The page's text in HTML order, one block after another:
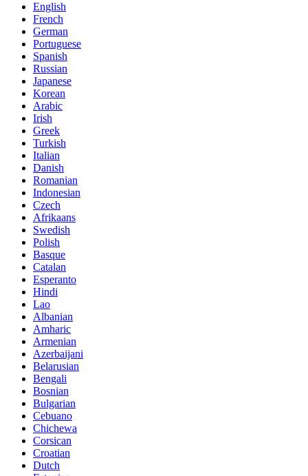
English
French
German
Portuguese
Spanish
Russian
Japanese
Korean
Arabic
Irish
Greek
Turkish
Italian
Danish
Romanian
Indonesian
Czech
Afrikaans
Swedish
Polish
Basque
Catalan
Esperanto
Hindi
Lao
Albanian
Amharic
Armenian
Azerbaijani
Belarusian
Bengali
Bosnian
Bulgarian
Cebuano
Chichewa
Corsican
Croatian
Dutch